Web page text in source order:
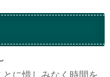
に惜しみなく時間を